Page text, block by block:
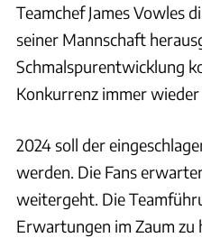
Teamchef James Vowles
seiner Mannschaft
Schmalspurentwicklung
Konkurrenz immer
2024 soll der
werden. Die Fans
weitergeht. Die
Erwartungen im Zaum zu